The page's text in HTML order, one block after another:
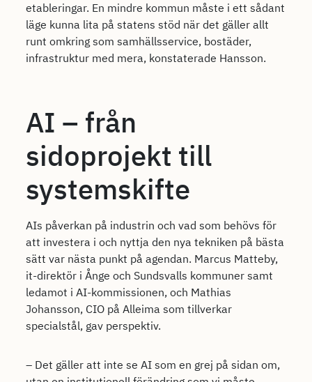
etableringar. En mindre kommun måste i ett sådant
läge kunna lita på statens stöd när det gäller allt
runt omkring som samhällsservice, bostäder,
infrastruktur med mera, konstaterade Hansson.
AI – från
sidoprojekt till
systemskifte
AIs påverkan på industrin och vad som behövs för
att investera i och nyttja den nya tekniken på bästa
sätt var nästa punkt på agendan. Marcus Matteby,
it-direktör i Ånge och Sundsvalls kommuner samt
ledamot i AI-kommissionen, och Mathias
Johansson, CIO på Alleima som tillverkar
specialstål, gav perspektiv.
– Det gäller att inte se AI som en grej på sidan om,